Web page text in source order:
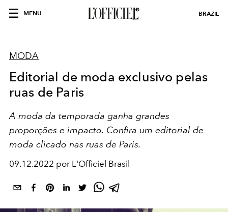
MENU BRAZIL
MODA
Editorial de moda exclusivo pelas
ruas de Paris
A moda da temporada ganha grandes
proporções e impacto. Confira um editorial de
moda clicado nas ruas de Paris.
09.12.2022 por L'Officiel Brasil